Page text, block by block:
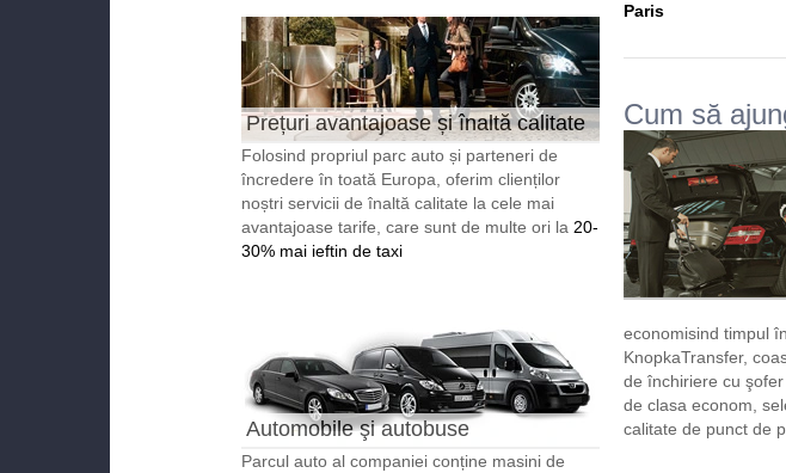
Prețuri avantajoase și înaltă calitate
Folosind propriul parc auto și parteneri de
încredere în toată Europa, oferim clienților
noștri servicii de înaltă calitate la cele mai
avantajoase tarife, care sunt de multe ori la 20-
30% mai ieftin de taxi
Automobile şi autobuse
reprezentabile
Parcul auto al companiei conține masini de
Paris
Cum să
economisind timpul
KnopkaTransfer,
de închiriere cu
de clasa econom,
calitate de punct de